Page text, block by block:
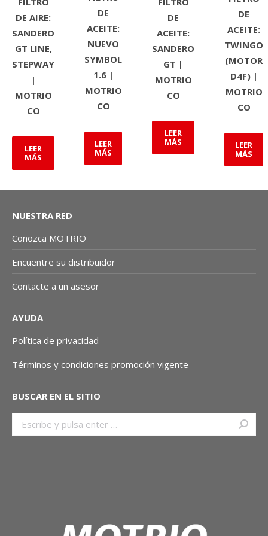
DE AIRE:
SANDERO
GT LINE,
STEPWAY
|
MOTRIO
CO
LEER
MÁS
DE
ACEITE:
NUEVO
SYMBOL
1.6 |
MOTRIO
CO
LEER
MÁS
DE
ACEITE:
SANDERO
GT |
MOTRIO
CO
LEER
MÁS
DE
ACEITE:
TWINGO
(MOTOR
D4F) |
MOTRIO
CO
LEER
MÁS
NUESTRA RED
Conozca MOTRIO
Encuentre su distribuidor
Contacte a un asesor
AYUDA
Política de privacidad
Términos y condiciones promoción vigente
BUSCAR EN EL SITIO